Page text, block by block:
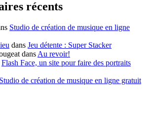
récents
Studio de création de musique en ligne
dans Jeu détente : Super Stacker
dans Au revoir!
Flash Face, un site pour faire des portraits
Studio de création de musique en ligne gratuit